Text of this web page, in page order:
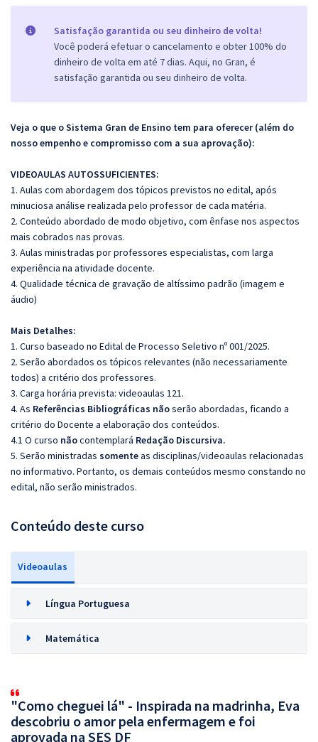
Satisfação garantida ou seu dinheiro de volta!
Você poderá efetuar o cancelamento e obter 100% do
dinheiro de volta em até 7 dias. Aqui, no Gran, é
satisfação garantida ou seu dinheiro de volta.
Veja o que o Sistema Gran de Ensino tem para oferecer (além do
nosso empenho e compromisso com a sua aprovação):
VIDEOAULAS AUTOSSUFICIENTES:
1. Aulas com abordagem dos tópicos previstos no edital, após
minuciosa análise realizada pelo professor de cada matéria.
2. Conteúdo abordado de modo objetivo, com ênfase nos aspectos
mais cobrados nas provas.
3. Aulas ministradas por professores especialistas, com larga
experiência na atividade docente.
4. Qualidade técnica de gravação de altíssimo padrão (imagem e
áudio)
Mais Detalhes:
1. Curso baseado no Edital de Processo Seletivo nº 001/2025.
2. Serão abordados os tópicos relevantes (não necessariamente
todos) a critério dos professores.
3. Carga horária prevista: videoaulas 121.
4. As Referências Bibliográficas nãoserão abordadas, ficando a
critério do Docente a elaboração dos conteúdos.
4.1 O curso nãocontemplará Redação Discursiva.
5. Serão ministradas somenteas disciplinas/videoaulas relacionadas
no informativo. Portanto, os demais conteúdos mesmo constando no
edital, não serão ministrados.
Conteúdo deste curso
Videoaulas
Língua Portuguesa
Matemática
"Como cheguei lá" - Inspirada na madrinha, Eva
descobriu o amor pela enfermagem e foi
aprovada na SES DF